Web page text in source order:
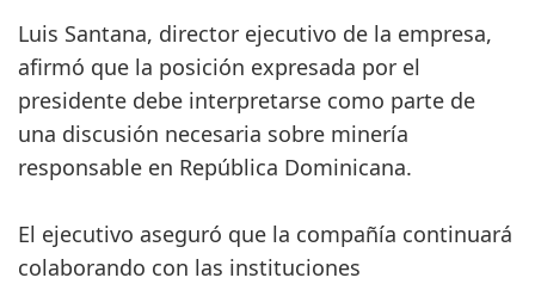
Luis Santana, director ejecutivo de la empresa,
afirmó que la posición expresada por el
presidente debe interpretarse como parte de
una discusión necesaria sobre minería
responsable en República Dominicana.
El ejecutivo aseguró que la compañía continuará
colaborando con las instituciones